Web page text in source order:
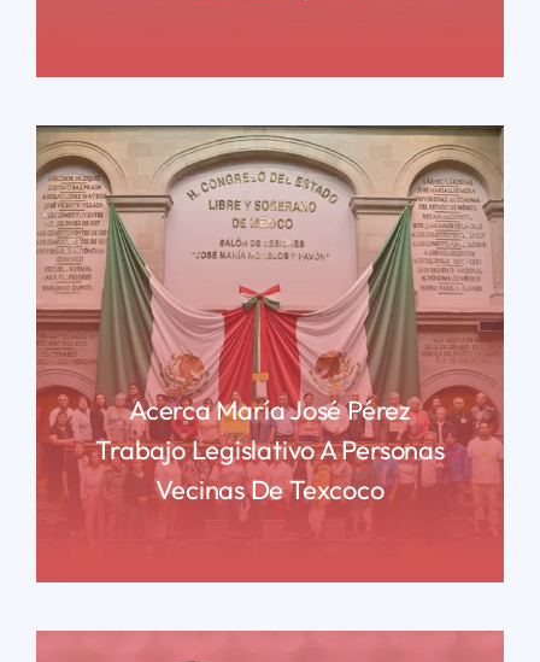
Acerca María José Pérez
Trabajo Legislativo A Personas
Vecinas De Texcoco